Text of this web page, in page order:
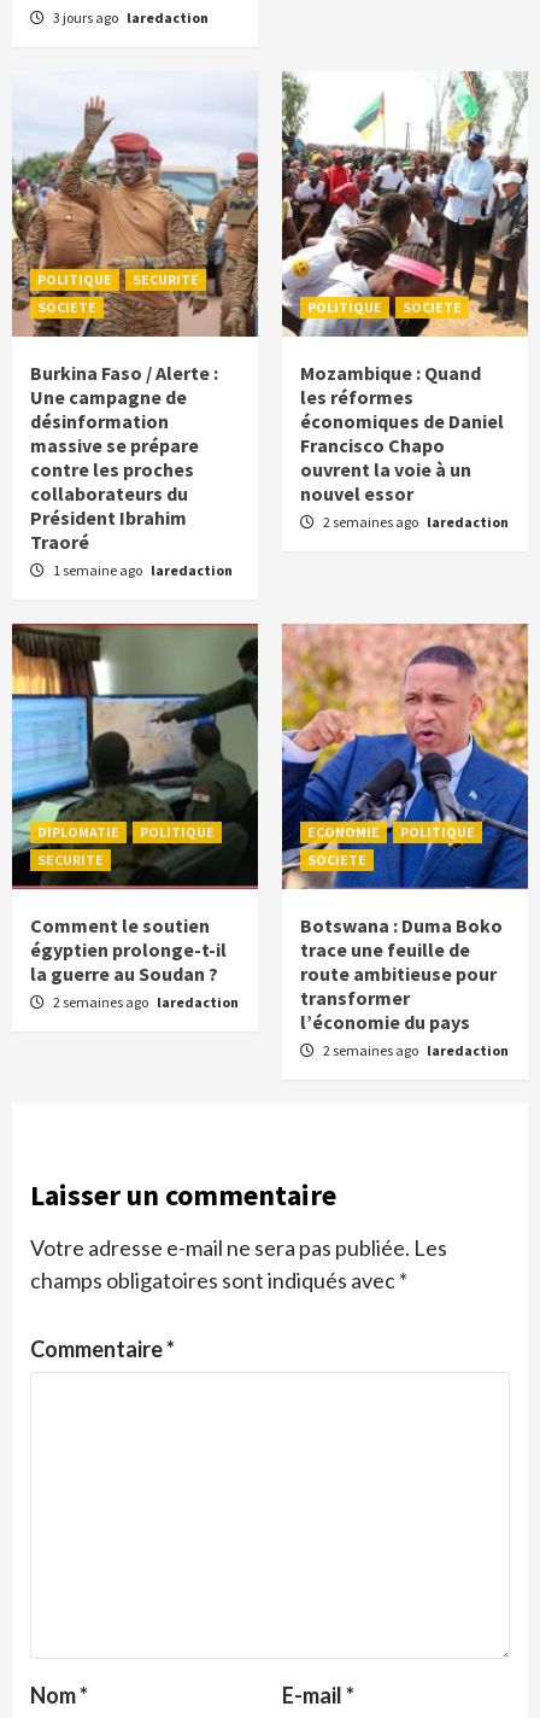
3 jours ago laredaction
POLITIQUE
SECURITE
SOCIETE
Burkina Faso / Alerte :
Une campagne de
désinformation
massive se prépare
contre les proches
collaborateurs du
Président Ibrahim
Traoré
1 semaine ago laredaction
POLITIQUE SOCIETE
Mozambique : Quand
les réformes
économiques de Daniel
Francisco Chapo
ouvrent la voie à un
nouvel essor
2 semaines ago laredaction
DIPLOMATIE
POLITIQUE
SECURITE
Comment le soutien
égyptien prolonge-t-il
la guerre au Soudan ?
2 semaines ago laredaction
ECONOMIE
POLITIQUE
SOCIETE
Botswana : Duma Boko
trace une feuille de
route ambitieuse pour
transformer
l’économie du pays
2 semaines ago laredaction
Laisser un commentaire
Votre adresse e-mail ne sera pas publiée. Les
champs obligatoires sont indiqués avec*
Commentaire*
Nom* E-mail*